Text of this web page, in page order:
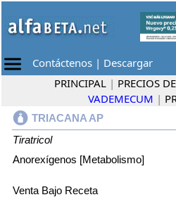
Contáctenos | Descargar
PRINCIPAL | PRECIOS
VADEMECUM |
TRIACANA AP
Tiratricol
Anorexígenos [Metabolismo]
Venta Bajo Receta